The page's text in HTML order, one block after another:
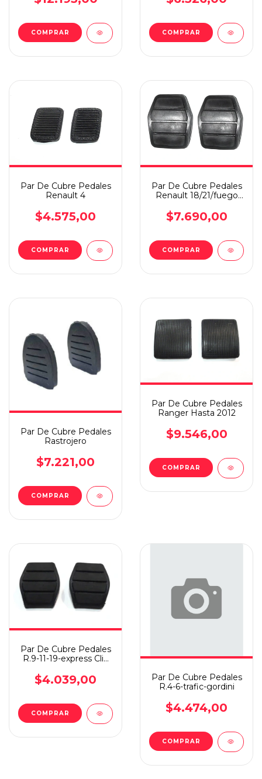
Par De Cubre Pedales
Renault 4
$4.575,00
Par De Cubre Pedales
Renault 18/21/fuego
$7.690,00
Par De Cubre Pedales
Rastrojero
$7.221,00
Par De Cubre Pedales
Ranger Hasta 2012
$9.546,00
Par De Cubre Pedales
R.9-11-19-express Clio
$4.039,00
Par De Cubre Pedales
R.4-6-trafic-gordini
$4.474,00